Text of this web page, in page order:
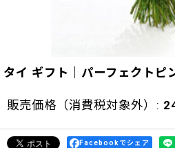
タイ ギフト｜パーフェクトピ
販売価格（消費税対象外） :
Facebookでシェア